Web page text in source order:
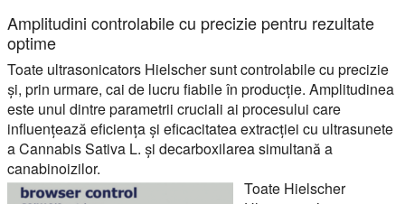
Amplitudini controlabile cu precizie pentru rezultate
optime
Toate ultrasonicators Hielscher sunt controlabile cu precizie
și, prin urmare, cai de lucru fiabile în producție. Amplitudinea
este unul dintre parametrii cruciali ai procesului care
influențează eficiența și eficacitatea extracției cu ultrasunete
a Cannabis Sativa L. și decarboxilarea simultană a
canabinoizilor.
Toate Hielscher